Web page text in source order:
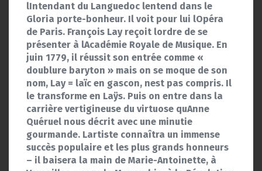
lIntendant du Languedoc lentend dans le
Gloria porte-bonheur. Il voit pour lui lOpéra
de Paris. François Lay reçoit lordre de se
présenter à lAcadémie Royale de Musique. En
juin 1779, il réussit son entrée comme «
doublure baryton » mais on se moque de son
nom, Lay = laïc en gascon, nest pas compris. Il
le transforme en Laÿs. Puis on entre dans la
carrière vertigineuse du virtuose quAnne
Quéruel nous décrit avec une minutie
gourmande. Lartiste connaîtra un immense
succès populaire et les plus grands honneurs
– il baisera la main de Marie-Antoinette, à